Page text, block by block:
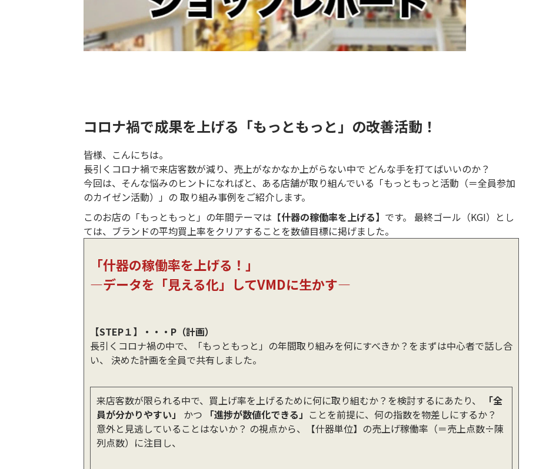
コロナ禍で成果を上げる「もっともっと」の改善活動！
皆様、こんにちは。
長引くコロナ禍で来店客数が減り、売上がなかなか上がらない中で どんな手を打てばいいのか？
今回は、そんな悩みのヒントになればと、ある店舗が取り組んでいる「もっともっと活動（＝全員参加
のカイゼン活動）」の 取り組み事例をご紹介します。
このお店の「もっともっと」の年間テーマは【什器の稼働率を上げる】 です。 最終ゴール（KGI）とし
ては、ブランドの平均買上率をクリアすることを数値目標に掲げました。
「什器の稼働率を上げる！」
―データを「見える化」してVMDに生かす―
【STEP１】・・・P（計画）
長引くコロナ禍の中で、「もっともっと」の年間取り組みを何にすべきか？をまずは中心者で話し合
い、 決めた計画を全員で共有しました。
来店客数が限られる中で、買上げ率を上げるために何に取り組むか？を検討するにあたり、
「全
員が分かりやすい」
かつ 「進捗が数値化できる」 ことを前提に、何の指数を物差しにするか？
意外と見逃していることはないか？ の視点から、【什器単位】の売上げ稼働率（＝売上点数÷陳
列点数）に注目し、